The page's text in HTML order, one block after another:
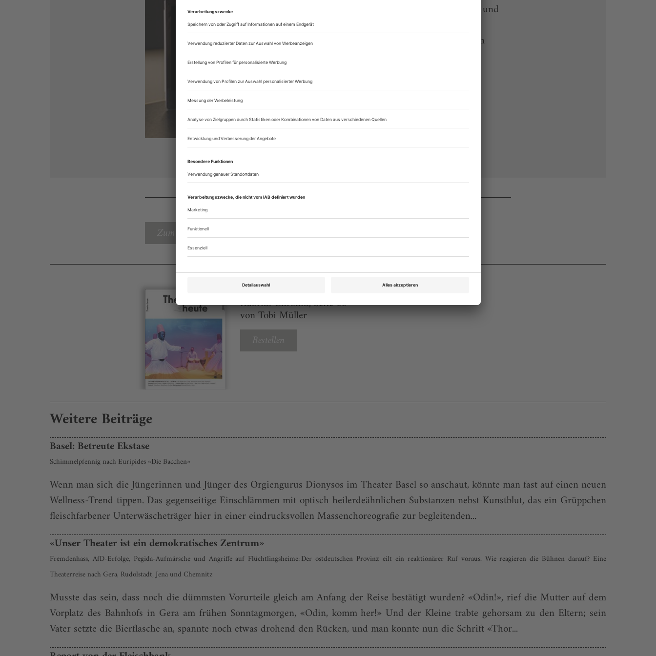
Zugang zur Theater-heute-App und
Lesegenuss auf allen Endgeräten
Zugang zum Onlinearchiv von
Theater heute
Sie können alle Vorteile des Abos
sofort nutzen
Digital-Abo testen
Zum Inhaltsverzeichnis
Theater heute Juni 2016
Rubrik: Chronik, Seite 63
von Tobi Müller
Bestellen
Weitere Beiträge
Basel: Betreute Ekstase
Schimmelpfennig nach Euripides «Die Bacchen»
Wenn man sich die Jüngerinnen und Jünger des Orgiengurus Dionysos im Theater Basel so anschaut, könnte man fast auf einen neuen
Wellness-Trend tippen. Das gegenseitige Einschlämmen mit optisch heilerdeähnlichen Substanzen nebst Kunstblut, das ein Grüppchen
fleischfarbener Unterwäscheträger hier in einer eindrucksvollen Massenchoreografie zur begleitenden...
«Unser Theater ist ein demokratisches Zentrum»
Fremdenhass, AfD-Erfolge, Pegida-Aufmärsche und Angriffe auf Flüchtlingsheime: Der ostdeutschen Provinz eilt ein reaktionärer Ruf voraus. Wie reagieren die Bühnen darauf? Eine
Theaterreise nach Gera, Rudolstadt, Jena und Chemnitz
Musste das sein, dass noch die dümmsten Vorurteile gleich am Anfang der Reise bestätigt wurden? «Odin!», rief die Mutter auf dem
Vorplatz des Bahnhofs in Gera am frühen Sonntagmorgen, «Odin, komm her!» Und der Kleine trabte gehorsam zu den Eltern; sein
Vater setzte die Bierflasche an, spannte noch etwas drohend den Rücken, und man konnte nun die Schrift «Thor...